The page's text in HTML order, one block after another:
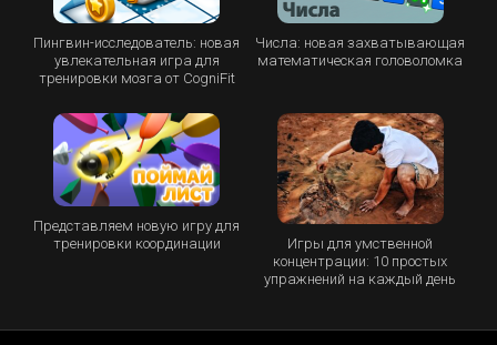
Пингвин-исследователь: новая
увлекательная игра для
тренировки мозга от CogniFit
Числа: новая захватывающая
математическая головоломка
Представляем новую игру для
тренировки координации
Игры для умственной
концентрации: 10 простых
упражнений на каждый день